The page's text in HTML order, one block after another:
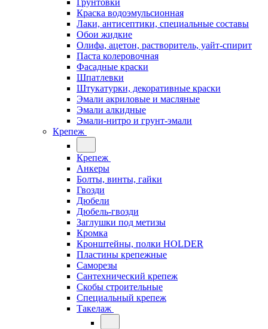
Грунтовки
Краска водоэмульсионная
Лаки, антисептики, специальные составы
Обои жидкие
Олифа, ацетон, растворитель, уайт-спирит
Паста колеровочная
Фасадные краски
Шпатлевки
Штукатурки, декоративные краски
Эмали акриловые и масляные
Эмали алкидные
Эмали-нитро и грунт-эмали
Крепеж
Крепеж
Анкеры
Болты, винты, гайки
Гвозди
Дюбели
Дюбель-гвозди
Заглушки под метизы
Кромка
Кронштейны, полки НОLDER
Пластины крепежные
Саморезы
Сантехнический крепеж
Скобы строительные
Специальный крепеж
Такелаж